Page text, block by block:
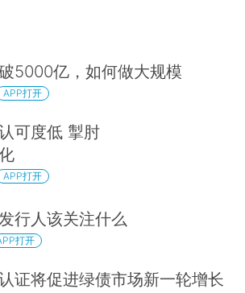
5000亿，如何做大规模
APP打开
可度低 掣肘
APP打开
行人该关注什么
打开
证将促进绿债市场新一轮增长